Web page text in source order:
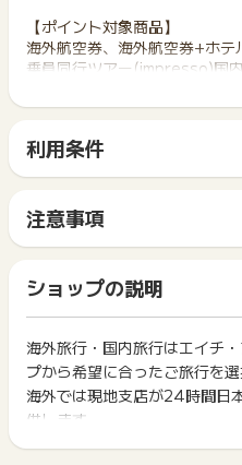
【ポイント対象商品】
海外航空券、海外航空券+ホ
乗員同行ツアー(impresso)国
道利用ツアーを含む)、国内
泊バスツアーを含む)、国内航
※海外オプショナルツアー(現
ンタカー、旅行保険、モバイ
ど、「ポイント対象商品」に
ト獲得対象外です。
※ポイント確定まで、最大で
す。
※ポイントに関するお問い合わ
でお問い合わせください。
ポイントについて、広告主に
イント獲得対象外となる場合が
利用条件
サイトに移動してからお申し
間に、同じブラウザ（※）で他
ト獲得ができません。
「 サイトへ行ってポイント
ス・お買い物利用時で、デバ
イント獲得ができません。
2回以上同じお買い物・サー
ポイントタウンに戻り、「 サ
タンを押してからご利用くだ
下記の事項に該当する場合、
得無効」となる可能性があり
注意事項
一部のサービスにつきまして
は切り捨てとなります。
ポイント獲得が1ポイント未
ント履歴には記載されません。
原則として広告主側のポイン
につきましては、ポイントタ
まれません。
広告主が運営しているサービ
商品の交換や一部でもキャン
ショップの説明
海外旅行・国内旅行はエイチ
プから希望に合ったご旅行を選
海外では現地支店が24時間日
供します。